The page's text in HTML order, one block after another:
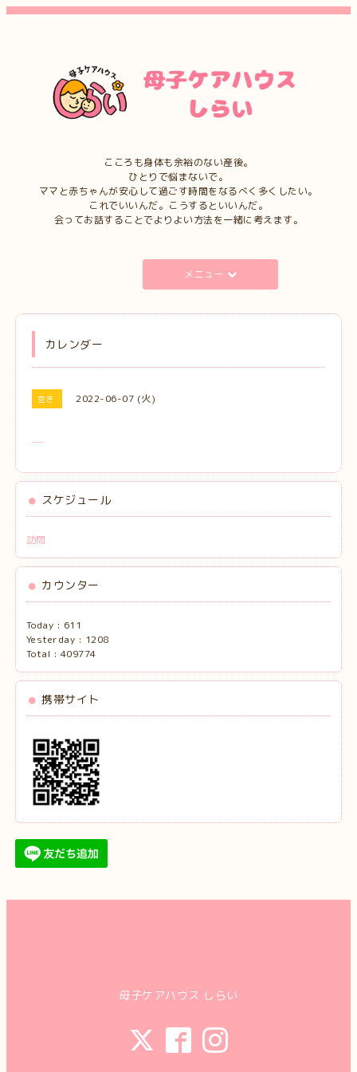
こころも身体も余裕のない産後。
ひとりで悩まないで。
ママと赤ちゃんが安心して過ごす時間をなるべく多くしたい。
これでいいんだ。こうするといいんだ。
会ってお話することでよりよい方法を一緒に考えます。
メニュー
カレンダー
空き 2022-06-07 (火)
スケジュール
訪問
カウンター
Today : 611
Yesterday : 1208
Total : 409774
携帯サイト
母子ケアハウス しらい